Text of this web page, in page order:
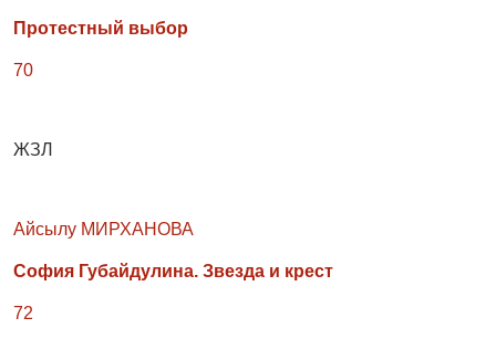
Протестный выбор
70
ЖЗЛ
Айсылу МИРХАНОВА
София Губайдулина. Звезда и крест
72